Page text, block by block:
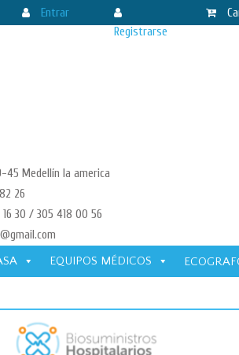
Entrar
Registrarse
45 Medellín la america
26
30 / 305 418 00 56
EQUIPOS MÉDICOS